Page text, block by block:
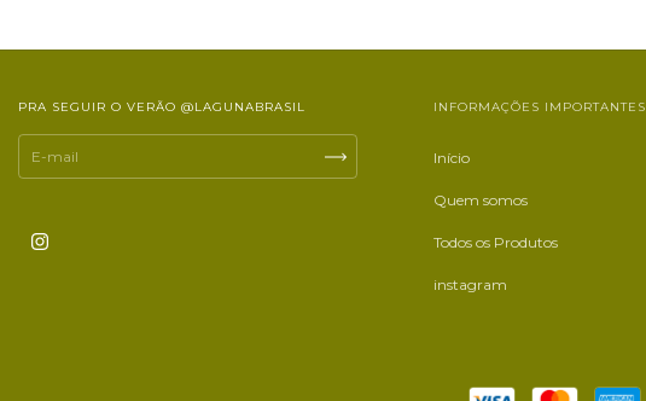
PRA SEGUIR O VERÃO @LAGUNABRASIL INFORMAÇÕES IMPORTANTES
Início
Quem somos
Todos os Produtos
instagram